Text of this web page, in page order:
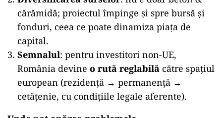
cărămidă; proiectul împinge și spre bursă și
fonduri, ceea ce poate dinamiza piața de
capital.
Semnalul: pentru investitori non-UE,
România devine o rută reglabilă către spațiul
european (rezidență → permanență →
cetățenie, cu condițiile legale aferente).